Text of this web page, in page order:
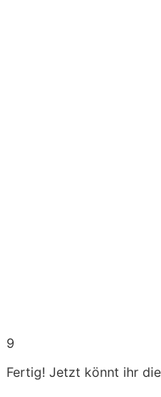
9
Fertig! Jetzt könnt ihr